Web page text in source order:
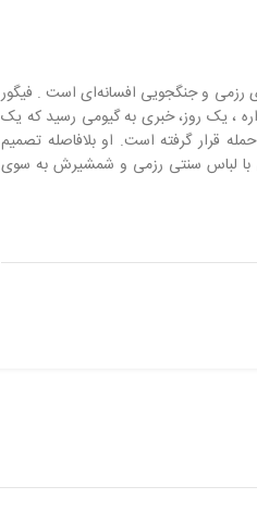
و جنگجویی افسانه‌ای است . فیگور
، یک روز، خبری به گیومی رسید که یک
قرار گرفته است. او بلافاصله تصمیم
با لباس سنتی رزمی و شمشیرش به سوی